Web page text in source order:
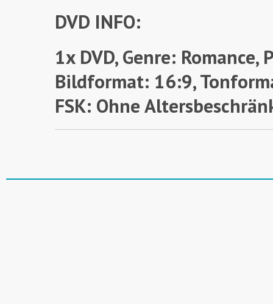
DVD INFO:
1x DVD, Genre:
Bildformat: 16:9,
FSK: Ohne